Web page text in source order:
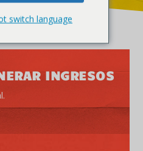
INGRESOS
switch language